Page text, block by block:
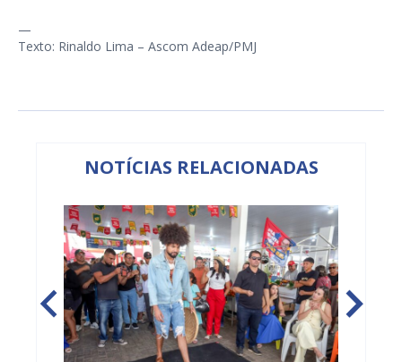
—
Texto: Rinaldo Lima – Ascom Adeap/PMJ
NOTÍCIAS RELACIONADAS